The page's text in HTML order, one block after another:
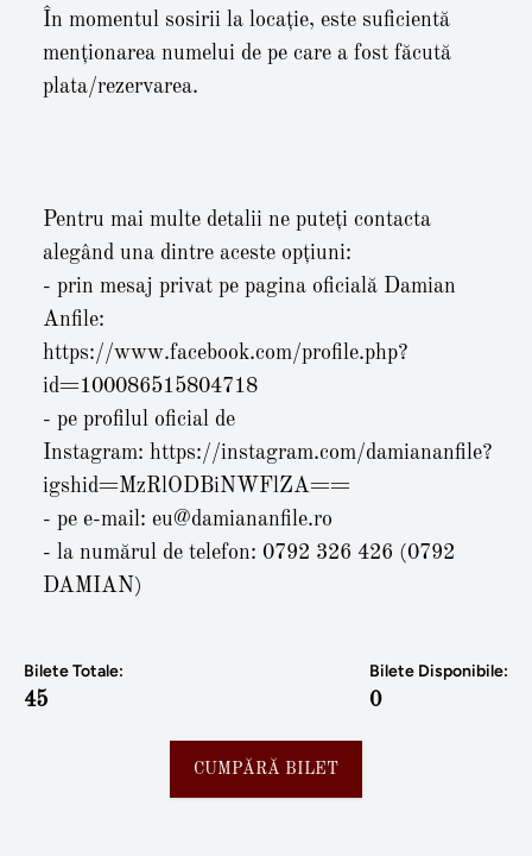
În momentul sosirii la locație, este suficientă
menționarea numelui de pe care a fost făcută
plata/rezervarea.
Pentru mai multe detalii ne puteți contacta
alegând una dintre aceste opțiuni:
- prin mesaj privat pe pagina oficială Damian
Anfile:
https://www.facebook.com/profile.php?
id=100086515804718
- pe profilul oficial de
Instagram: https://instagram.com/damiananfile?
igshid=MzRlODBiNWFlZA==
- pe e-mail: eu@damiananfile.ro
- la numărul de telefon: 0792 326 426 (0792
DAMIAN)
Bilete Totale:
45
Bilete Disponibile:
0
CUMPĂRĂ BILET